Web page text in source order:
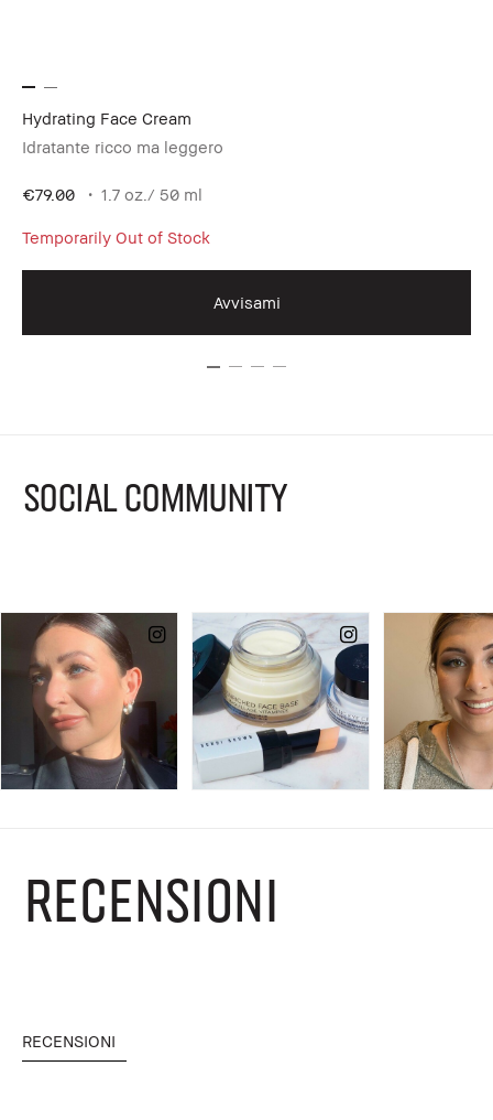
Hydrating Face Cream
Idratante ricco ma leggero
€79.00 1.7 oz./ 50 ml
Temporarily Out of Stock
Avvisami
SOCIAL COMMUNITY
RECENSIONI
RECENSIONI